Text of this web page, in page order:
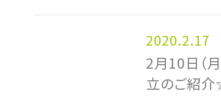
2020.2.17
2月10日（
立のご紹